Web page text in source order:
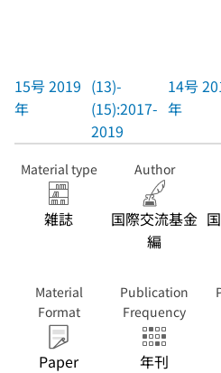
15号 2019
年
(13)-
(15):2017-
2019
14号
年
Material type
雑誌
Author
国際交流基金
編
Material
Format
Paper
Publication
Frequency
年刊